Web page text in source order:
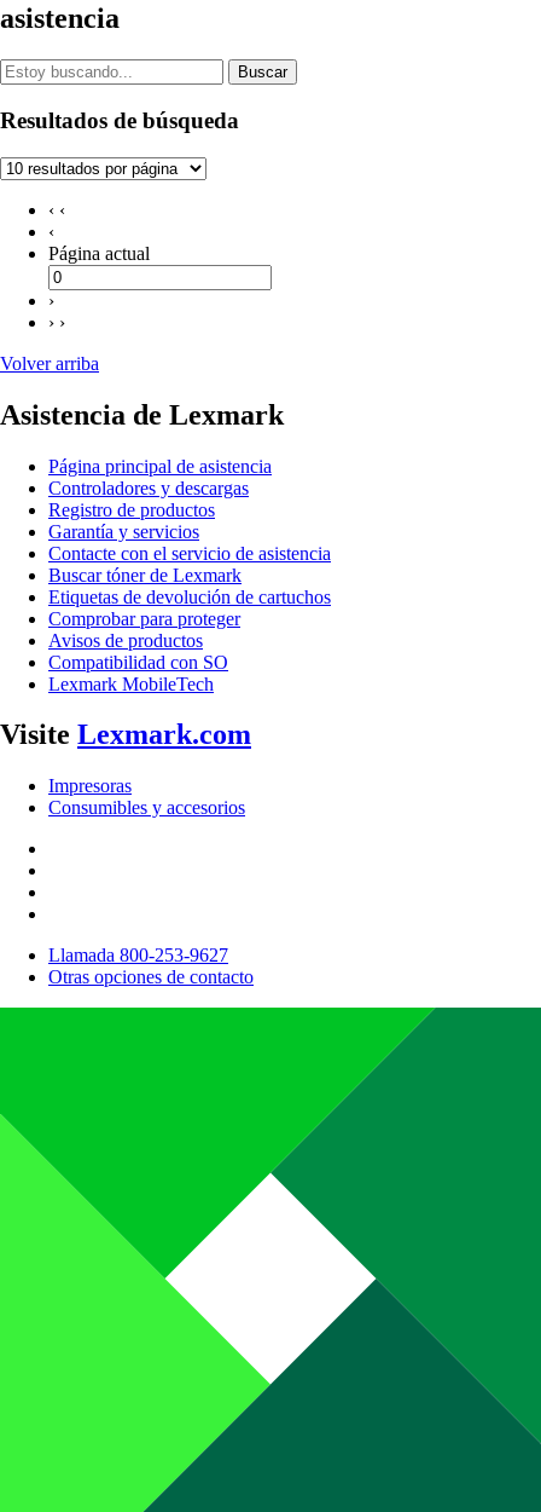
asistencia
Buscar
Resultados de búsqueda
‹ ‹
‹
Página actual
›
› ›
Volver arriba
Asistencia de Lexmark
Página principal de asistencia
Controladores y descargas
Registro de productos
Garantía y servicios
Contacte con el servicio de asistencia
Buscar tóner de Lexmark
Etiquetas de devolución de cartuchos
Comprobar para proteger
Avisos de productos
Compatibilidad con SO
Lexmark MobileTech
Visite Lexmark.com
Impresoras
Consumibles y accesorios
Llamada 800-253-9627
Otras opciones de contacto